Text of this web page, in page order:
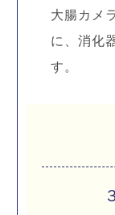
大腸カメ
に、消化
す。